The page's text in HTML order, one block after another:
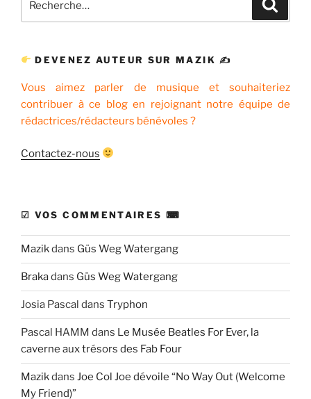
pour
DEVENEZ AUTEUR SUR MAZIK ✍
Vous aimez parler de musique et souhaiteriez
contribuer à ce blog en rejoignant notre équipe de
rédactrices/rédacteurs bénévoles ?
Contactez-nous
☑ VOS COMMENTAIRES ⌨
Mazikdans Güs Weg Watergang
Brakadans Güs Weg Watergang
Josia Pascal dans Tryphon
Pascal HAMM dans Le Musée Beatles For Ever, la
caverne aux trésors des Fab Four
Mazikdans Joe Col Joe dévoile “No Way Out (Welcome
My Friend)”